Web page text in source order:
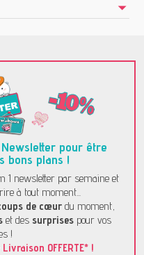
pour être
bons plans !
1 newsletter par semaine et
à tout moment...
de cœurdu moment,
et dessurprises pour vos
!
OFFERTE* !